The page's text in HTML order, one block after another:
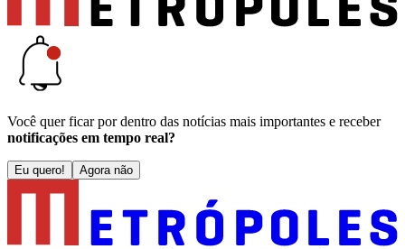
Você quer ficar por dentro das notícias mais importantes e receber
notificações em tempo real?
Eu quero! Agora não